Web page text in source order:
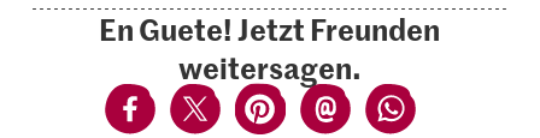
En Guete! Jetzt Freunden
weitersagen.